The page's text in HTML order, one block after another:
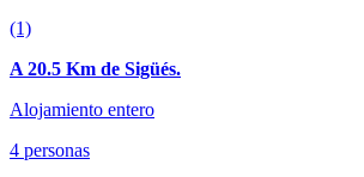
(1)
A 20.5 Km de Sigüés.
Alojamiento entero
4 personas